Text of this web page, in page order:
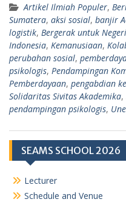
Artikel Ilmiah Populer,
Sumatera, aksi sosial, banjir
logistik, Bergerak untuk Negeri
Indonesia, Kemanusiaan,
perubahan sosial,
psikologis, Pendampingan
Pemberdayaan, pengabdian
Solidaritas Sivitas Akademika,
pendampingan psikologis,
SEAMS SCHOOL 2026
Lecturer
Schedule and Venue